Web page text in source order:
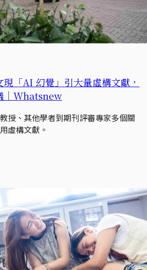
「AI 幻覺」引大量虛構文獻，
｜Whatsnew
授、其他學者到期刊評審專家多個關
虛構文獻。